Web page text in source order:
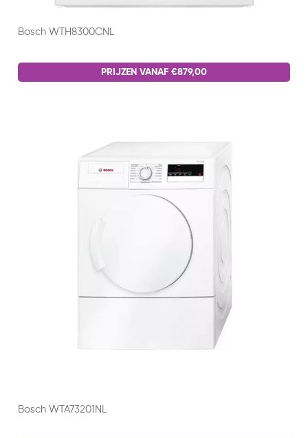
Bosch WTH8300CNL
PRIJZEN VANAF €879,00
Bosch WTA73201NL